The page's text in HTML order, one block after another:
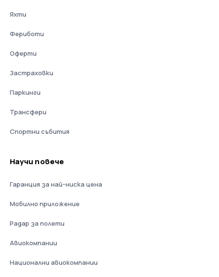
Яхти
Фериботи
Оферти
Застраховки
Паркинги
Трансфери
Спортни събития
Научи повече
Гаранция за най-ниска цена
Мобилно приложение
Радар за полети
Авиокомпании
Национални авиокомпании